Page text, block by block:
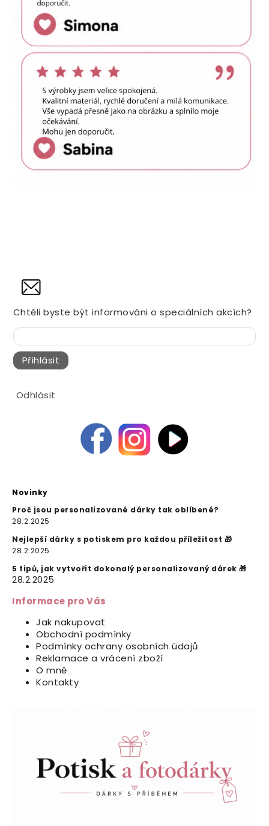
Chtěli byste být informováni o speciálních akcích?
Přihlásit
Odhlásit
Novinky
Proč jsou personalizované dárky tak oblíbené?
28.2.2025
Nejlepší dárky s potiskem pro každou příležitost 🎁
28.2.2025
5 tipů, jak vytvořit dokonalý personalizovaný dárek 🎁
28.2.2025
Informace pro Vás
Jak nakupovat
Obchodní podmínky
Podmínky ochrany osobních údajů
Reklamace a vrácení zboží
O mně
Kontakty